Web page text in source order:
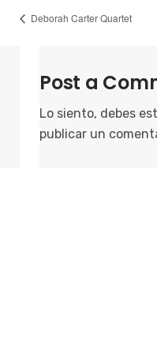
Deborah Carter Quartet
Post a
Lo siento, debes
publicar un